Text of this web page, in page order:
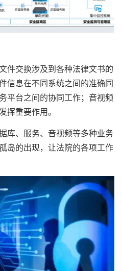
交换涉及到各种法律文书的
信息在不同系统之间的准确同
平台之间的协同工作；音视频
挥重要作用。
、服务、音视频等多种业务
岛的出现，让法院的各项工作